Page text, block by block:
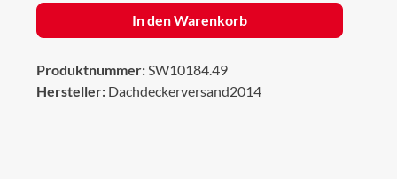
In den Warenkorb
Produktnummer:SW10184.49
Hersteller: Dachdeckerversand2014